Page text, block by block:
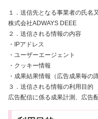
１．送信先となる事業者の氏名
株式会社ADWAYS DEEE
２．送信される情報の内容
・IPアドレス
・ユーザーエージェント
・クッキー情報
・成果結果情報（広告成果毎の
３．送信される情報の利用目的
広告配信に係る成果計測、広告